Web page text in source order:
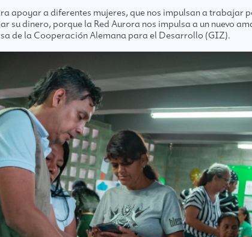
apoyar a diferentes mujeres, que nos impulsan a
su dinero, porque la Red Aurora nos impulsa a un nuevo
de la Cooperación Alemana para el Desarrollo (GIZ).